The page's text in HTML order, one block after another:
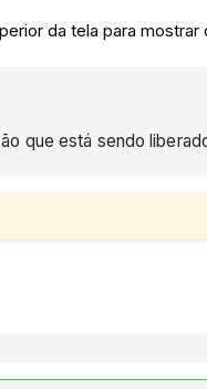
da tela para
que está sendo